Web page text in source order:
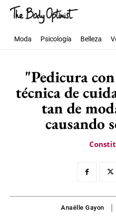
Moda Psicología Belleza
"Pedicura
técnica de
tan de
causando
Anaëlle Gayon